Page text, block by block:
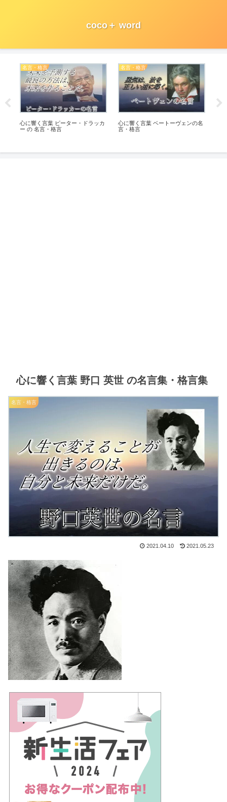
coco＋ word
名言・格言
心に響く言葉 ピーター・ドラッカ
ー の 名言・格言
名言・格言
心に響く言葉 ベートーヴェンの名
言・格言
心に響く言葉 野口 英世 の名言集・格言集
名言・格言
2021.04.10 2021.05.23